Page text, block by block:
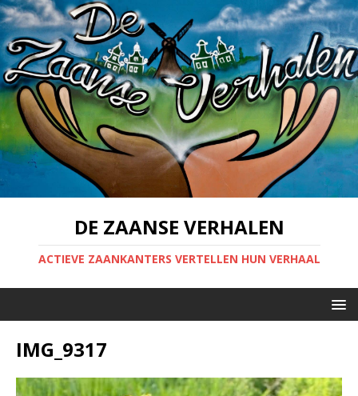
DE ZAANSE VERHALEN
ACTIEVE ZAANKANTERS VERTELLEN HUN VERHAAL
IMG_9317